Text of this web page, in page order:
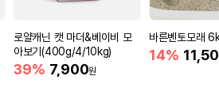
로얄캐닌 캣 마더&베이비 모
아보기(400g/4/10kg)
39% 7,900원
바른벤토모래
14%